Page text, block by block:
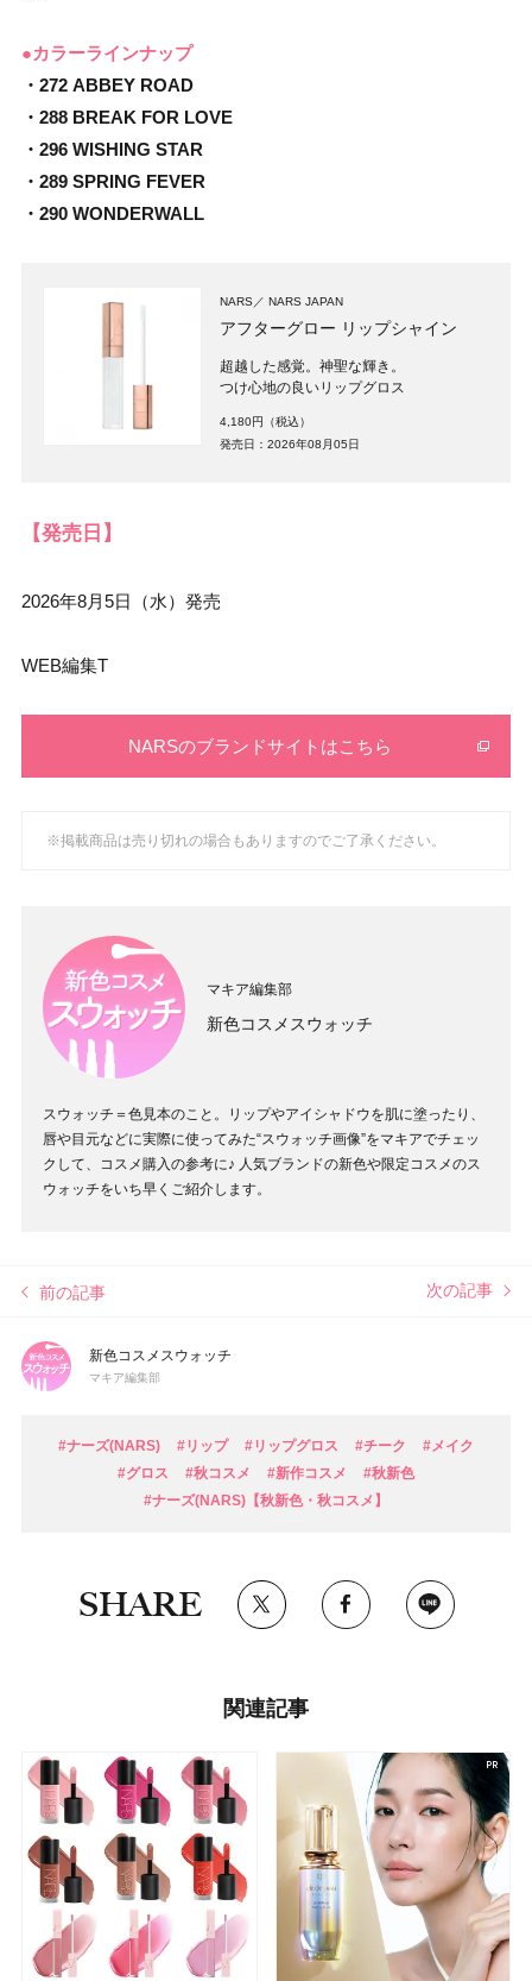
●カラーラインナップ
・272 ABBEY ROAD
・288 BREAK FOR LOVE
・296 WISHING STAR
・289 SPRING FEVER
・290 WONDERWALL
NARS NARS JAPAN
アフターグロー リップシャイン
超越した感覚。神聖な輝き。
つけ心地の良いリップグロス
4,180円（税込）
発売日：2026年08月05日
【発売日】
2026年8月5日（水）発売
WEB編集T
NARSのブランドサイトはこちら
※掲載商品は売り切れの場合もありますのでご了承ください。
マキア編集部
新色コスメスウォッチ
スウォッチ＝色見本のこと。リップやアイシャドウを肌に塗ったり、
唇や目元などに実際に使ってみた“スウォッチ画像”をマキアでチェッ
クして、コスメ購入の参考に♪ 人気ブランドの新色や限定コスメのス
ウォッチをいち早くご紹介します。
前の記事 次の記事
新色コスメスウォッチ
マキア編集部
#ナーズ(NARS) #リップ #リップグロス #チーク
#メイク
#グロス
#秋コスメ #新作コスメ
#秋新色
#ナーズ(NARS)【秋新色・秋コスメ】
SHARE
関連記事